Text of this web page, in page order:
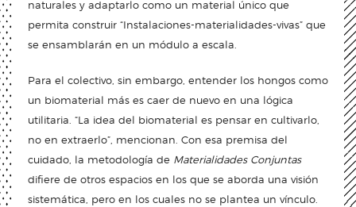
naturales y adaptarlo como un material único que
permita construir “Instalaciones-materialidades-vivas” que
se ensamblarán en un módulo a escala.
Para el colectivo, sin embargo, entender los hongos como
un biomaterial más es caer de nuevo en una lógica
utilitaria. “La idea del biomaterial es pensar en cultivarlo,
no en extraerlo”, mencionan. Con esa premisa del
cuidado, la metodología de Materialidades Conjuntas
difiere de otros espacios en los que se aborda una visión
sistemática, pero en los cuales no se plantea un vínculo.